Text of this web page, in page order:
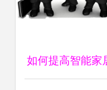
如何提高智能家